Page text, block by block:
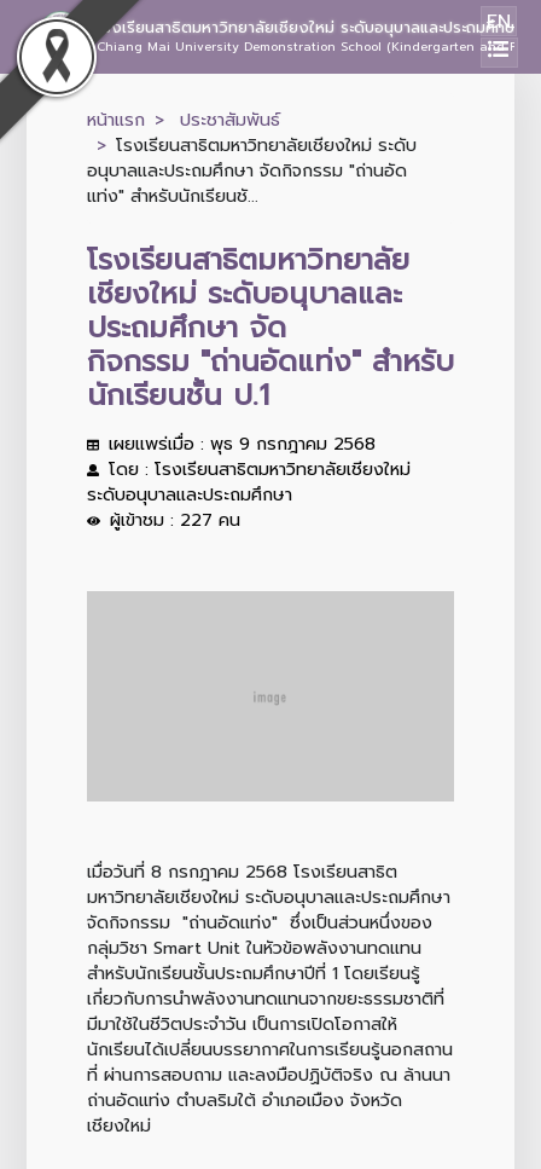
โรงเรียนสาธิตมหาวิทยาลัยเชียงใหม่ ระดับอนุบาลและประถมศึกษา
Chiang Mai University Demonstration School (Kindergarten and
EN
หน้าแรก
ประชาสัมพันธ์
โรงเรียนสาธิตมหาวิทยาลัยเชียงใหม่ ระดับ
อนุบาลและประถมศึกษา จัดกิจกรรม "ถ่านอัด
แท่ง" สำหรับนักเรียนชั...
โรงเรียนสาธิตมหาวิทยาลัย
เชียงใหม่ ระดับอนุบาลและ
ประถมศึกษา จัด
กิจกรรม "ถ่านอัดแท่ง" สำหรับ
นักเรียนชั้น ป.1
เผยแพร่เมื่อ : พุธ 9 กรกฎาคม 2568
โดย : โรงเรียนสาธิตมหาวิทยาลัยเชียงใหม่
ระดับอนุบาลและประถมศึกษา
ผู้เข้าชม : 227 คน
เมื่อวันที่ 8 กรกฎาคม 2568 โรงเรียนสาธิต
มหาวิทยาลัยเชียงใหม่ ระดับอนุบาลและประถมศึกษา
จัดกิจกรรม "ถ่านอัดแท่ง" ซึ่งเป็นส่วนหนึ่งของ
กลุ่มวิชา Smart Unit ในหัวข้อพลังงานทดแทน
สำหรับนักเรียนชั้นประถมศึกษาปีที่ 1 โดยเรียนรู้
เกี่ยวกับการนำพลังงานทดแทนจากขยะธรรมชาติที่
มีมาใช้ในชีวิตประจำวัน เป็นการเปิดโอกาสให้
นักเรียนได้เปลี่ยนบรรยากาศในการเรียนรู้นอกสถาน
ที่ ผ่านการสอบถาม และลงมือปฏิบัติจริง ณ ล้านนา
ถ่านอัดแท่ง ตำบลริมใต้ อำเภอเมือง จังหวัด
เชียงใหม่